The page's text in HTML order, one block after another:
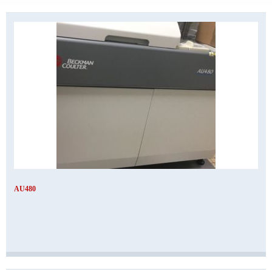
AU480